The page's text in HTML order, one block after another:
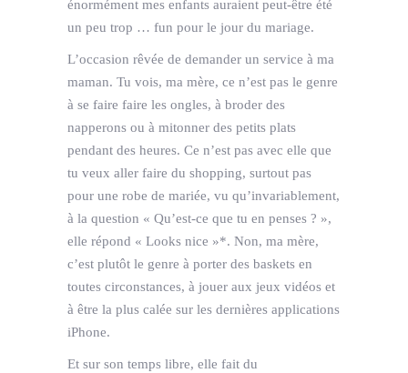
énormément mes enfants auraient peut-être été
un peu trop … fun pour le jour du mariage.
L’occasion rêvée de demander un service à ma
maman. Tu vois, ma mère, ce n’est pas le genre
à se faire faire les ongles, à broder des
napperons ou à mitonner des petits plats
pendant des heures. Ce n’est pas avec elle que
tu veux aller faire du shopping, surtout pas
pour une robe de mariée, vu qu’invariablement,
à la question « Qu’est-ce que tu en penses ? »,
elle répond « Looks nice »*. Non, ma mère,
c’est plutôt le genre à porter des baskets en
toutes circonstances, à jouer aux jeux vidéos et
à être la plus calée sur les dernières applications
iPhone.
Et sur son temps libre, elle fait du